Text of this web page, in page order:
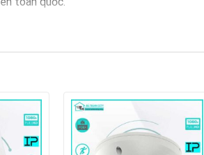
của thương hiệu